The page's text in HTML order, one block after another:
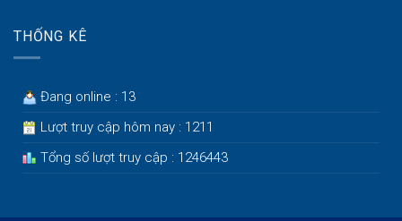
THỐNG KÊ
Đang online : 13
Lượt truy cập hôm nay : 1211
Tổng số lượt truy cập : 1246443